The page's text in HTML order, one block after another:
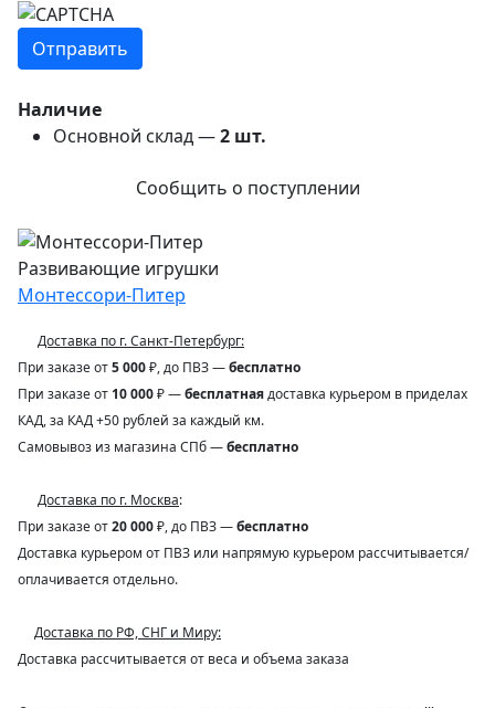
Наличие
Основной склад —2 шт.
Сообщить о поступлении
Развивающие игрушки
Монтессори-Питер
Доставка по г. Санкт-Петербург:
При заказе от5 000₽, до ПВЗ —бесплатно
При заказе от 10 000₽ —бесплатнаядоставка курьером в приделах
КАД, за КАД +50 рублей за каждый км.
Самовывоз из магазина СПб —бесплатно
Доставка по г. Москва:
При заказе от20 000₽, до ПВЗ —бесплатно
Доставка курьером от ПВЗ или напрямую курьером рассчитывается/
оплачивается отдельно.
Доставка по РФ, СНГ и Миру:
Доставка рассчитывается от веса и объема заказа